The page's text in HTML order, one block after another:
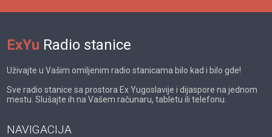
ExYu Radio stanice
Uživajte u Vašim omiljenim radio stanicama bilo kad i bilo gde!
Sve radio stanice sa prostora Ex Yugoslavije i dijaspore na jednom
mestu. Slušajte ih na Vašem računaru, tabletu ili telefonu.
NAVIGACIJA